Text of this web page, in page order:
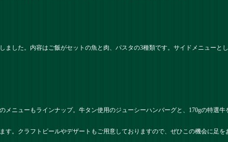
した。内容はご飯がセットの魚と肉、パスタの3種類です。サイドメニュー
ニューもラインナップ。牛タン使用のジューシーハンバーグと、170gの特選
。クラフトビールやデザートもご用意しておりますので、ぜひこの機会に足を